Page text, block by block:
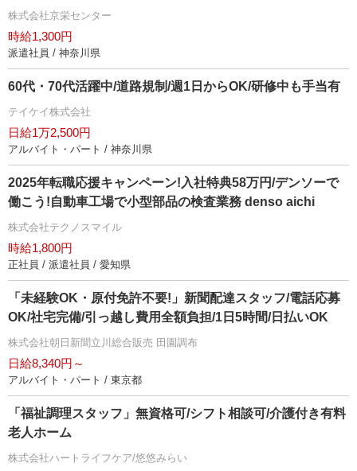
株式会社京栄センター
時給1,300円
派遣社員 / 神奈川県
60代・70代活躍中/道路規制/週1日からOK/研修中も手当有
テイケイ株式会社
日給1万2,500円
アルバイト・パート / 神奈川県
2025年転職応援キャンペーン!入社特典58万円/デンソーで
働こう!自動車工場で小型部品の検査業務 denso aichi
株式会社テクノスマイル
時給1,800円
正社員 / 派遣社員 / 愛知県
「未経験OK・原付免許不要!」新聞配達スタッフ/電話応募
OK/社宅完備/引っ越し費用全額負担/1日5時間/日払いOK
株式会社朝日新聞立川総合販売 田園調布
日給8,340円～
アルバイト・パート / 東京都
「福祉調理スタッフ」無資格可/シフト相談可/介護付き有料
老人ホーム
株式会社ハートライフケア/悠悠みらい